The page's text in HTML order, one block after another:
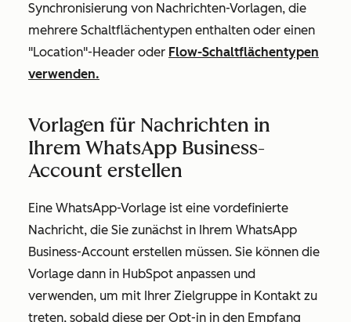
Synchronisierung von Nachrichten-Vorlagen, die
mehrere Schaltflächentypen enthalten oder einen
"Location"-Header oder Flow-Schaltflächentypen
verwenden.
Vorlagen für Nachrichten in
Ihrem WhatsApp Business-
Account erstellen
Eine WhatsApp-Vorlage ist eine vordefinierte
Nachricht, die Sie zunächst in Ihrem WhatsApp
Business-Account erstellen müssen. Sie können die
Vorlage dann in HubSpot anpassen und
verwenden, um mit Ihrer Zielgruppe in Kontakt zu
treten, sobald diese per Opt-in in den Empfang